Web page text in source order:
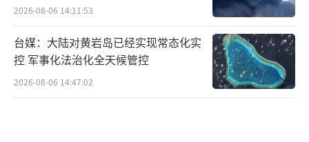
2026-08-06 14:11:53
台媒：大陆对黄岩岛已经实现常态化实
控 军事化法治化全天候管控
2026-08-06 14:47:02